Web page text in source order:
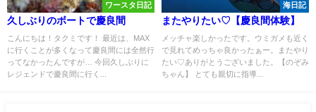
ワースタ日記
久しぶりのボートで慶良間
こんにちは！タクミです！ 最近は、MAX
に行くことが多くなって慶良間には全然行
ってなかったんですが… 今回久しぶりに
レジェンドで慶良間に行く...
海日記
またやりたい♡【慶良間体験】
メッチャ楽しかったです。ウミガメも近く
で見れてめっちゃ良かったぁー。またやり
たい♡ありがとうございました。【のぞみ
ちゃん】 とても親切に指導...